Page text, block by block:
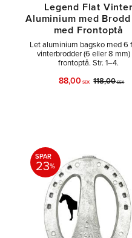
Legend Flat Vinter
Aluminium med Brodd
med Frontoptå
Let aluminium bagsko med 6
vinterbrodder (6 eller 8 mm)
frontoptå. Str. 1–4.
88,00 SEK 118,00SEK
SPAR
23%